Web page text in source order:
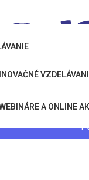
INOVAČNÉ
A ONLINE